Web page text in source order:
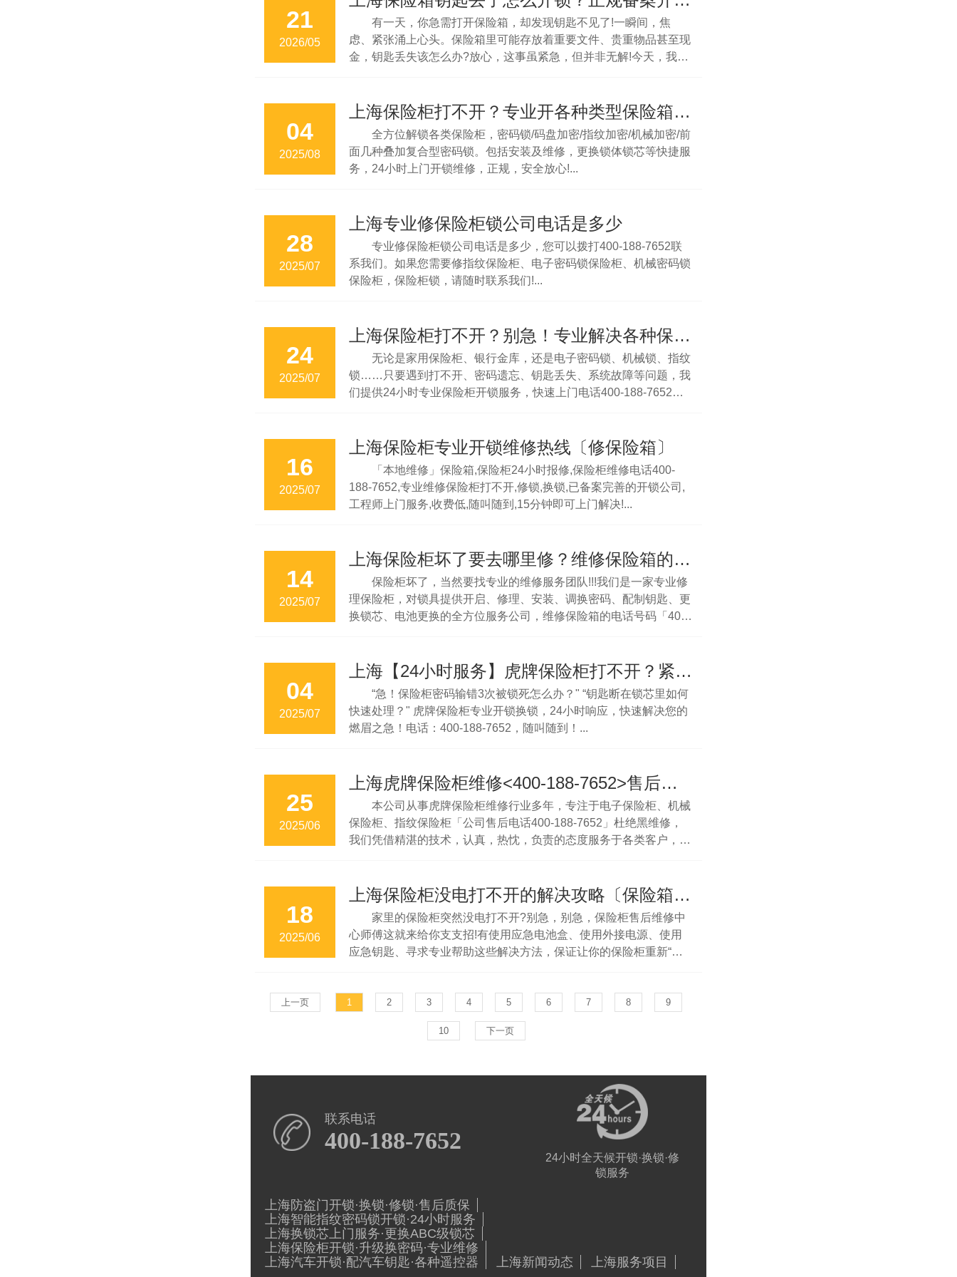
21
2026/05
有一天，你急需打开保险箱，却发现钥匙不见了!一瞬间，焦
虑、紧张涌上心头。保险箱里可能存放着重要文件、贵重物品甚至现
金，钥匙丢失该怎么办?放心，这事虽紧急，但并非无解!今天，我们
04
2025/08
上海保险柜打不开？专业开各种类型保险箱锁，24小时服务！
全方位解锁各类保险柜，密码锁/码盘加密/指纹加密/机械加密/前
面几种叠加复合型密码锁。包括安装及维修，更换锁体锁芯等快捷服
务，24小时上门开锁维修，正规，安全放心!...
28
2025/07
上海专业修保险柜锁公司电话是多少
专业修保险柜锁公司电话是多少，您可以拨打400-188-7652联
系我们。如果您需要修指纹保险柜、电子密码锁保险柜、机械密码锁
保险柜，保险柜锁，请随时联系我们!...
24
2025/07
上海保险柜打不开？别急！专业解决各种保险柜锁难题！
无论是家用保险柜、银行金库，还是电子密码锁、机械锁、指纹
锁……只要遇到打不开、密码遗忘、钥匙丢失、系统故障等问题，我
们提供24小时专业保险柜开锁服务，快速上门电话400-188-7652，
16
2025/07
上海保险柜专业开锁维修热线〔修保险箱〕
「本地维修」保险箱,保险柜24小时报修,保险柜维修电话400-
188-7652,专业维修保险柜打不开,修锁,换锁,已备案完善的开锁公司,
工程师上门服务,收费低,随叫随到,15分钟即可上门解决!...
14
2025/07
上海保险柜坏了要去哪里修？维修保险箱的电话号码
保险柜坏了，当然要找专业的维修服务团队!!!我们是一家专业修
理保险柜，对锁具提供开启、修理、安装、调换密码、配制钥匙、更
换锁芯、电池更换的全方位服务公司，维修保险箱的电话号码「400-
04
2025/07
上海【24小时服务】虎牌保险柜打不开？紧急开锁换锁售后找我们！
“急！保险柜密码输错3次被锁死怎么办？" “钥匙断在锁芯里如何
快速处理？" 虎牌保险柜专业开锁换锁，24小时响应，快速解决您的
燃眉之急！电话：400-188-7652，随叫随到！...
25
2025/06
上海虎牌保险柜维修<400-188-7652>售后服务热线号码
本公司从事虎牌保险柜维修行业多年，专注于电子保险柜、机械
保险柜、指纹保险柜「公司售后电话400-188-7652」杜绝黑维修，
我们凭借精湛的技术，认真，热忱，负责的态度服务于各类客户，我
18
2025/06
上海保险柜没电打不开的解决攻略〔保险箱维修〕
家里的保险柜突然没电打不开?别急，别急，保险柜售后维修中
心师傅这就来给你支支招!有使用应急电池盒、使用外接电源、使用
应急钥匙、寻求专业帮助这些解决方法，保证让你的保险柜重新“活
上一页 1 2 3 4 5 6 7 8 9
10 下一页
联系电话
400-188-7652
24小时全天候开锁·换锁·修
锁服务
上海防盗门开锁·换锁·修锁·售后质保
上海智能指纹密码锁开锁·24小时服务
上海换锁芯上门服务·更换ABC级锁芯
上海保险柜开锁·升级换密码·专业维修
上海汽车开锁·配汽车钥匙·各种遥控器
上海新闻动态 上海服务项目